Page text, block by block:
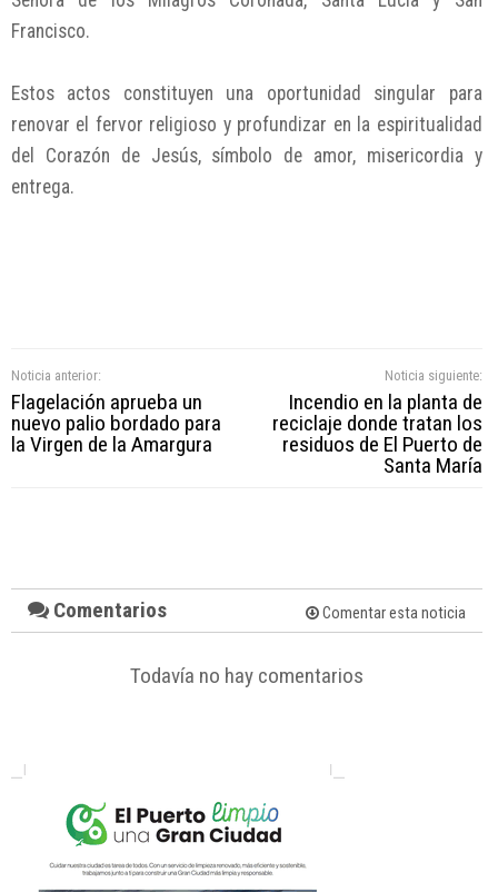
Francisco.
Estos actos constituyen una oportunidad singular para
renovar el fervor religioso y profundizar en la espiritualidad
del Corazón de Jesús, símbolo de amor, misericordia y
entrega.
Noticia anterior:
Flagelación aprueba un
nuevo palio bordado para
la Virgen de la Amargura
Noticia siguiente:
Incendio en la planta de
reciclaje donde tratan los
residuos de El Puerto de
Santa María
Comentarios Comentar esta noticia
Todavía no hay comentarios